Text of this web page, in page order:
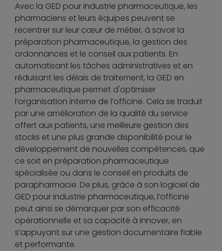
Avec la GED pour industrie pharmaceutique, les
pharmaciens et leurs équipes peuvent se
recentrer sur leur cœur de métier, à savoir la
préparation pharmaceutique, la gestion des
ordonnances et le conseil aux patients. En
automatisant les tâches administratives et en
réduisant les délais de traitement, la GED en
pharmaceutique permet d'optimiser
l’organisation interne de l’officine. Cela se traduit
par une amélioration de la qualité du service
offert aux patients, une meilleure gestion des
stocks et une plus grande disponibilité pour le
développement de nouvelles compétences, que
ce soit en préparation pharmaceutique
spécialisée ou dans le conseil en produits de
parapharmacie. De plus, grâce à son logiciel de
GED pour industrie pharmaceutique, l’officine
peut ainsi se démarquer par son efficacité
opérationnelle et sa capacité à innover, en
s’appuyant sur une gestion documentaire fiable
et performante.